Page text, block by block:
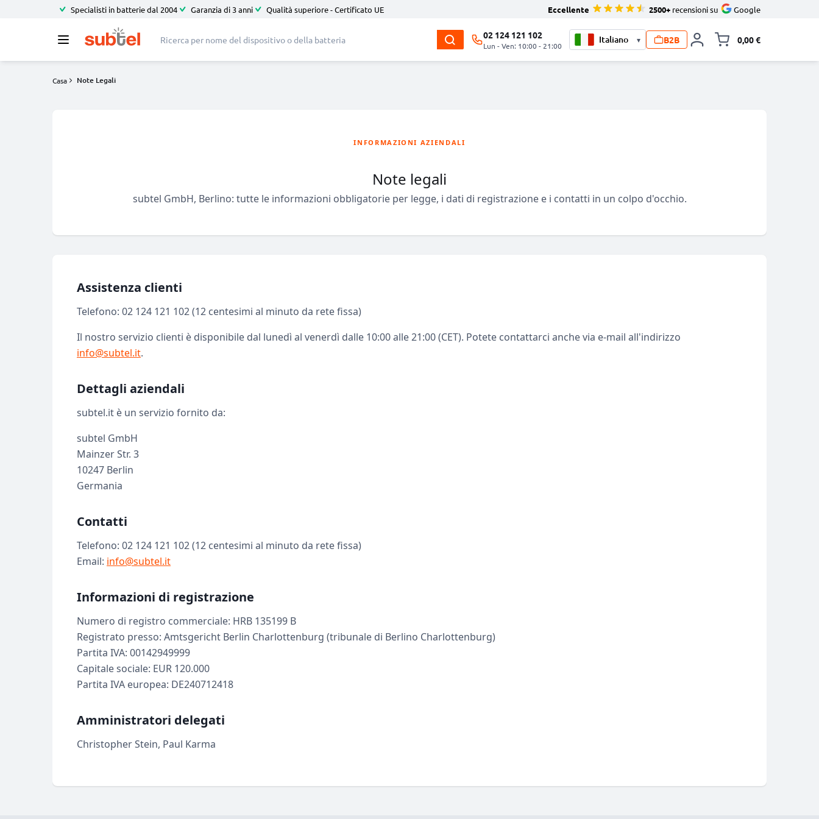
Specialisti in batterie dal 2004 Garanzia di 3 anni Qualità superiore - Certificato UE Eccellente 2500+ recensioni su Google
02 124 121 102
Lun - Ven: 10:00 - 21:00
▾ B2B 0,00 €
Casa Note Legali
INFORMAZIONI AZIENDALI
Note legali
subtel GmbH, Berlino: tutte le informazioni obbligatorie per legge, i dati di registrazione e i contatti in un colpo d'occhio.
Assistenza clienti
Telefono: 02 124 121 102 (12 centesimi al minuto da rete fissa)
Il nostro servizio clienti è disponibile dal lunedì al venerdì dalle 10:00 alle 21:00 (CET). Potete contattarci anche via e-mail all'indirizzo
info@subtel.it.
Dettagli aziendali
subtel.it è un servizio fornito da:
subtel GmbH
Mainzer Str. 3
10247 Berlin
Germania
Contatti
Telefono: 02 124 121 102 (12 centesimi al minuto da rete fissa)
Email: info@subtel.it
Informazioni di registrazione
Numero di registro commerciale: HRB 135199 B
Registrato presso: Amtsgericht Berlin Charlottenburg (tribunale di Berlino Charlottenburg)
Partita IVA: 00142949999
Capitale sociale: EUR 120.000
Partita IVA europea: DE240712418
Amministratori delegati
Christopher Stein, Paul Karma